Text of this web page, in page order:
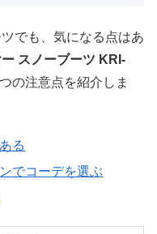
でも、気になる点はあ
スノーブーツ KRI-
の注意点を紹介しま
る
でコーデを選ぶ